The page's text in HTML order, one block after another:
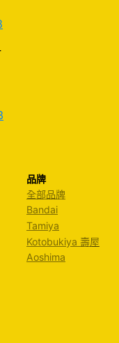
品牌
全部品牌
Bandai
Tamiya
Kotobukiya 壽屋
Aoshima